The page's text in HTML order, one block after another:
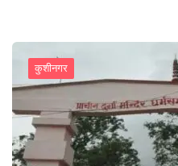
कुशीनगर